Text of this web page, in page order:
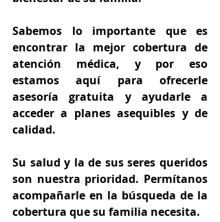
Sabemos lo importante que es
encontrar la mejor cobertura de
atención médica, y por eso
estamos aquí para ofrecerle
asesoría gratuita y ayudarle a
acceder a planes asequibles y de
calidad.
Su salud y la de sus seres queridos
son nuestra prioridad. Permítanos
acompañarle en la búsqueda de la
cobertura que su familia necesita.